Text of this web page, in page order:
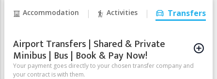
Accommodation Activities Transfers
Airport Transfers | Shared & Private
Minibus | Bus | Book & Pay Now!
Your payment goes directly to your chosen transfer company and
your contract is with them.